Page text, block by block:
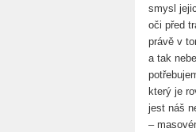
smysl
oči před
právě v
a tak
který je
jest náš
–